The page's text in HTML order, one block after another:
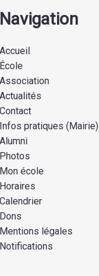
Navigation
Accueil
École
Association
Actualités
Contact
Infos pratiques (Mairie)
Alumni
Photos
Mon école
Horaires
Calendrier
Dons
Mentions légales
Notifications